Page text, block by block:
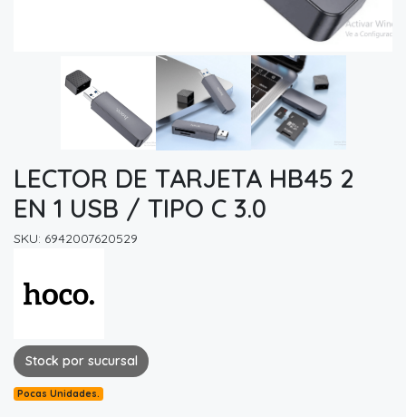
LECTOR DE TARJETA HB45 2
EN 1 USB / TIPO C 3.0
SKU: 6942007620529
Stock por sucursal
Pocas Unidades.